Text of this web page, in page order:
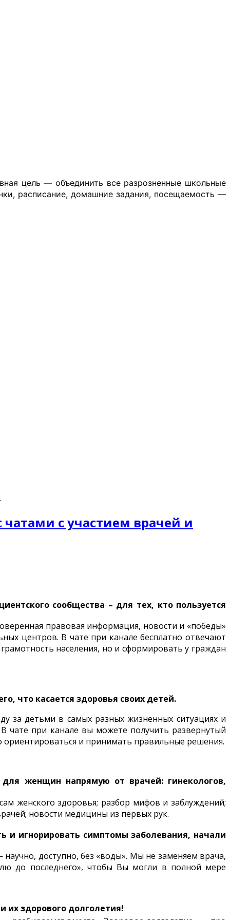
цель — объединить все разрозненные школьные
расписание, домашние задания, посещаемость —
с участием врачей и
сообщества – для тех, кто пользуется
правовая информация, новости и «победы»
центров. В чате при канале бесплатно отвечают
населения, но и сформировать у граждан
что касается здоровья своих детей.
за детьми в самых разных жизненных ситуациях и
чате при канале вы можете получить развернутый
и принимать правильные решения.
женщин напрямую от врачей: гинекологов,
женского здоровья; разбор мифов и заблуждений;
новости медицины из первых рук.
и игнорировать симптомы заболевания, начали
доступно, без «воды». Мы не заменяем врача,
до последнего», чтобы Вы могли в полной мере
их здорового долголетия!